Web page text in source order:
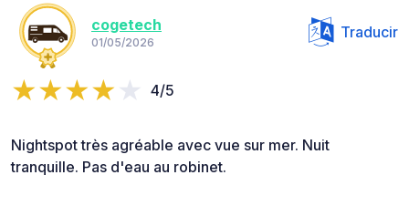
cogetech
01/05/2026
Traducir
4/5
Nightspot très agréable avec vue sur mer. Nuit
tranquille. Pas d'eau au robinet.